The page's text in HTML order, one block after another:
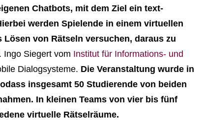
Chatbots, mit dem Ziel ein text-
werden Spielende in einem virtuellen
von Rätseln versuchen, daraus zu
Ingo Siegert vom Institut für Informations- und
Dialogsysteme. Die Veranstaltung wurde in
insgesamt 50 Studierende von beiden
In kleinen Teams von vier bis fünf
virtuelle Rätselräume.